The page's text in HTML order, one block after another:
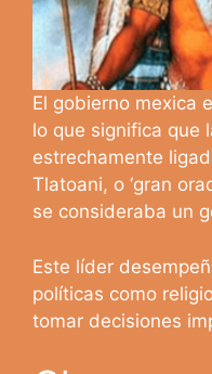
El gobierno mexica
lo que significa que
estrechamente
Tlatoani, o ‘gran
se consideraba un
Este líder
políticas como
tomar decisiones